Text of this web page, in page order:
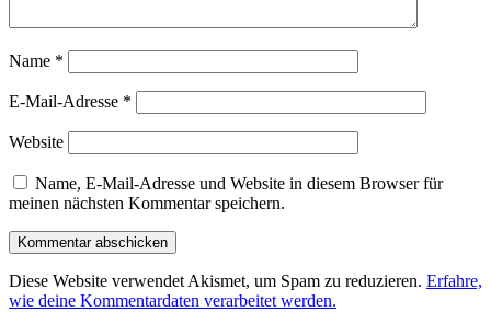
Name *
E-Mail-Adresse *
Website
Name, E-Mail-Adresse und Website in diesem Browser für
meinen nächsten Kommentar speichern.
Diese Website verwendet Akismet, um Spam zu reduzieren. Erfahre,
wie deine Kommentardaten verarbeitet werden.